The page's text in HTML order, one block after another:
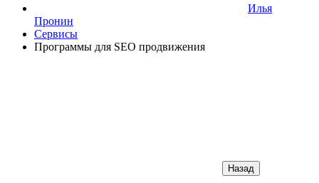
Илья
Пронин
Сервисы
Программы для SEO продвижения
Назад